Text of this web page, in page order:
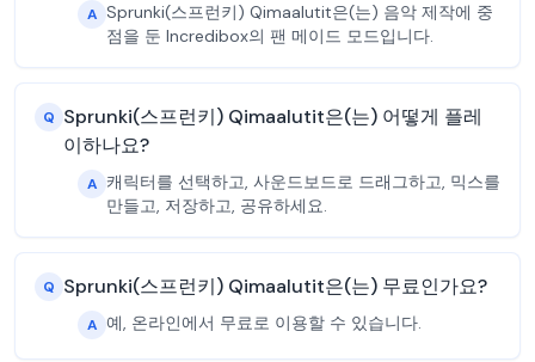
A Sprunki(스프런키) Qimaalutit은(는) 음악 제작에 중
점을 둔 Incredibox의 팬 메이드 모드입니다.
Q Sprunki(스프런키) Qimaalutit은(는) 어떻게 플레
이하나요?
A 캐릭터를 선택하고, 사운드보드로 드래그하고, 믹스를
만들고, 저장하고, 공유하세요.
Q Sprunki(스프런키) Qimaalutit은(는) 무료인가요?
A 예, 온라인에서 무료로 이용할 수 있습니다.